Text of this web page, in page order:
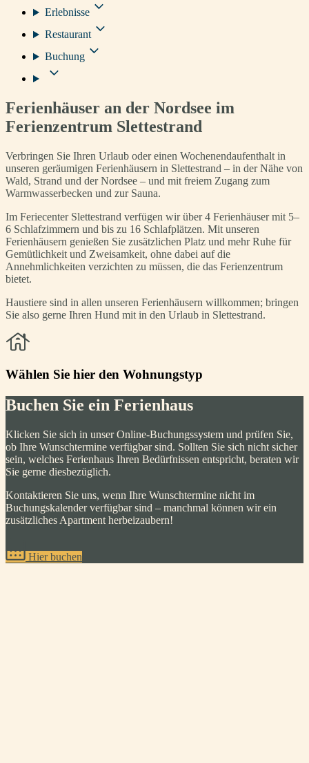
Erlebnisse
Restaurant
Buchung
Ferienhäuser an der Nordsee im
Ferienzentrum Slettestrand
Verbringen Sie Ihren Urlaub oder einen Wochenendaufenthalt in
unseren geräumigen Ferienhäusern in Slettestrand – in der Nähe von
Wald, Strand und der Nordsee – und mit freiem Zugang zum
Warmwasserbecken und zur Sauna.
Im Feriecenter Slettestrand verfügen wir über 4 Ferienhäuser mit 5–
6 Schlafzimmern und bis zu 16 Schlafplätzen. Mit unseren
Ferienhäusern genießen Sie zusätzlichen Platz und mehr Ruhe für
Gemütlichkeit und Zweisamkeit, ohne dabei auf die
Annehmlichkeiten verzichten zu müssen, die das Ferienzentrum
bietet.
Haustiere sind in allen unseren Ferienhäusern willkommen; bringen
Sie also gerne Ihren Hund mit in den Urlaub in Slettestrand.
Wählen Sie hier den Wohnungstyp
Buchen Sie ein Ferienhaus
Klicken Sie sich in unser Online-Buchungssystem und prüfen Sie,
ob Ihre Wunschtermine verfügbar sind. Sollten Sie sich nicht sicher
sein, welches Ferienhaus Ihren Bedürfnissen entspricht, beraten wir
Sie gerne diesbezüglich.
Kontaktieren Sie uns, wenn Ihre Wunschtermine nicht im
Buchungskalender verfügbar sind – manchmal können wir ein
zusätzliches Apartment herbeizaubern!
Hier buchen